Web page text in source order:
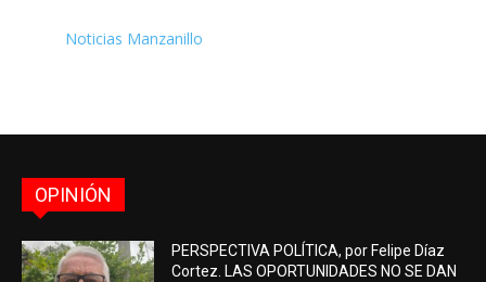
Noticias Manzanillo
OPINIÓN
PERSPECTIVA POLÍTICA, por Felipe Díaz
Cortez. LAS OPORTUNIDADES NO SE DAN